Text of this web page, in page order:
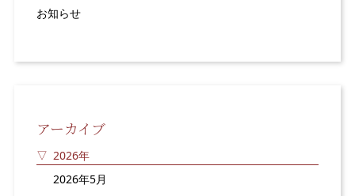
お知らせ
アーカイブ
2026年
2026年5月